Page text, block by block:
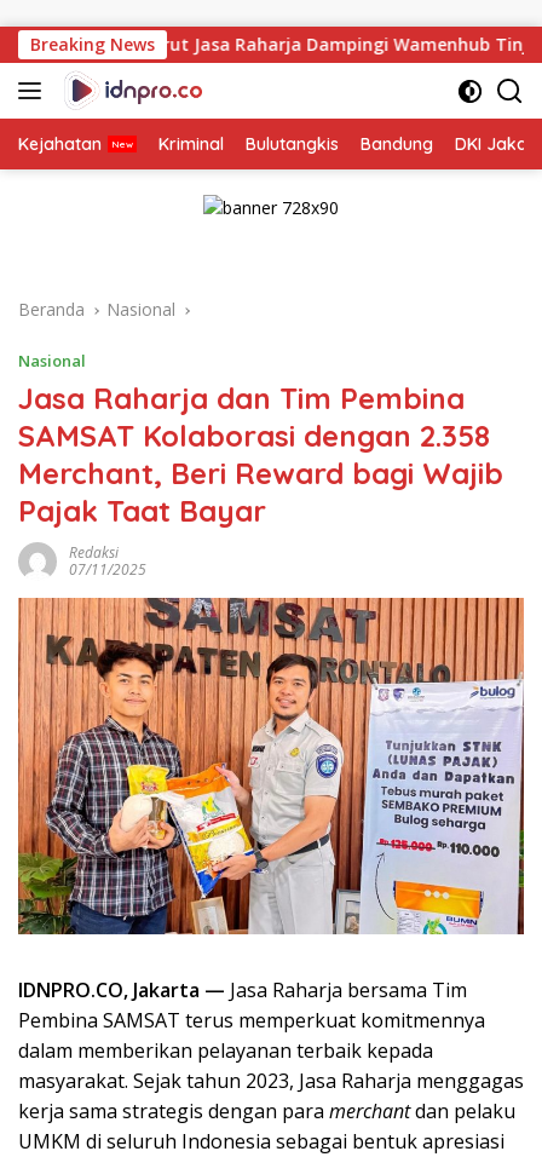
ke
konten
Breaking News
Jasa Raharja Dampingi Wamenhub Tinjau Penanganan
Kejahatan Kriminal Bulutangkis Bandung DKI
Beranda Nasional
Nasional
Jasa Raharja dan Tim Pembina
SAMSAT Kolaborasi dengan 2.358
Merchant, Beri Reward bagi Wajib
Pajak Taat Bayar
Redaksi
07/11/2025
IDNPRO.CO, Jakarta — Jasa Raharja bersama Tim
Pembina SAMSAT terus memperkuat komitmennya
dalam memberikan pelayanan terbaik kepada
masyarakat. Sejak tahun 2023, Jasa Raharja menggagas
kerja sama strategis dengan para merchantdan pelaku
UMKM di seluruh Indonesia sebagai bentuk apresiasi